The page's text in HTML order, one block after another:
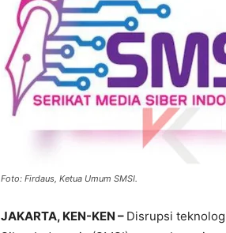
Foto: Firdaus, Ketua Umum SMSI.
JAKARTA, KEN-KEN – Disrupsi